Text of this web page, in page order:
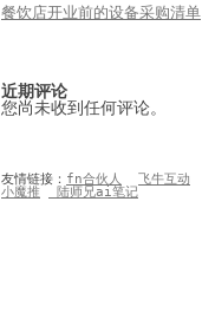
餐饮店开业前的设备采购清单
近期评论
您尚未收到任何评论。
友情链接： fn合伙人 飞牛互动
小魔推 陆师兄ai笔记